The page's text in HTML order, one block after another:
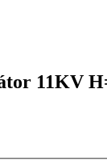
11KV